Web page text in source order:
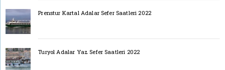
Prenstur Kartal Adalar Sefer Saatleri 2022
Turyol Adalar Yaz Sefer Saatleri 2022